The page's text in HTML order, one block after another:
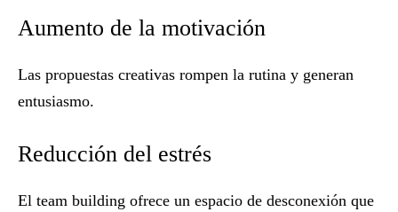
Aumento de la motivación
Las propuestas creativas rompen la rutina y generan
entusiasmo.
Reducción del estrés
El team building ofrece un espacio de desconexión que